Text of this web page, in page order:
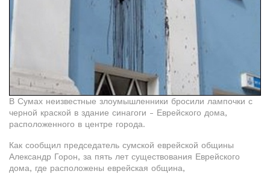
В Сумах неизвестные злоумышленники бросили лампочки с
черной краской в здание синагоги - Еврейского дома,
расположенного в центре города.
Как сообщил председатель сумской еврейской общины
Александр Горон, за пять лет существования Еврейского
дома, где расположены еврейская община,